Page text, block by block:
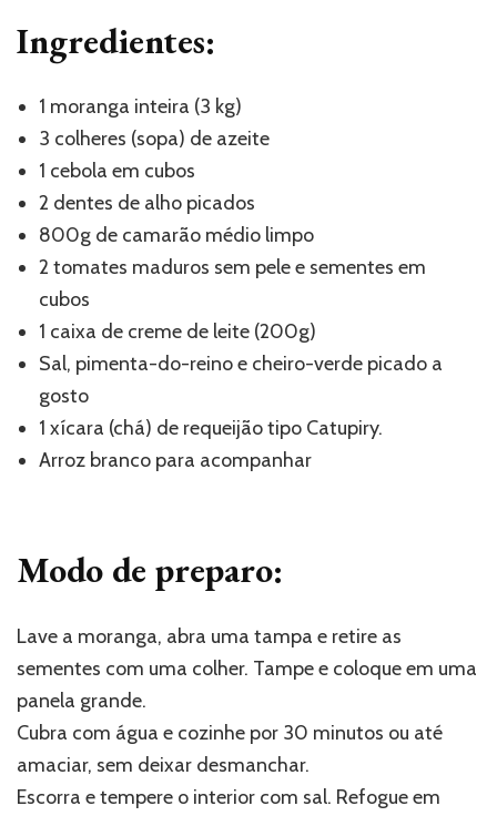
Ingredientes:
1 moranga inteira (3 kg)
3 colheres (sopa) de azeite
1 cebola em cubos
2 dentes de alho picados
800g de camarão médio limpo
2 tomates maduros sem pele e sementes em
cubos
1 caixa de creme de leite (200g)
Sal, pimenta-do-reino e cheiro-verde picado a
gosto
1 xícara (chá) de requeijão tipo Catupiry.
Arroz branco para acompanhar
Modo de preparo:
Lave a moranga, abra uma tampa e retire as
sementes com uma colher. Tampe e coloque em uma
panela grande.
Cubra com água e cozinhe por 30 minutos ou até
amaciar, sem deixar desmanchar.
Escorra e tempere o interior com sal. Refogue em